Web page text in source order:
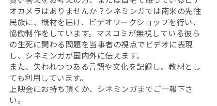
オカメラはありませんか？シネミンガでは南米の先住
民族に、機材を届け、ビデオワークショップを行い、
恊働制作をしています。マスコミが無視している彼ら
の生死に関わる問題を当事者の視点でビデオに表現
し、シネミンガが国内外に伝えます。
また、失われつつある言語や文化を記録し、教材とし
ても利用しています。
上映会にお持ち頂くか、シネミンガまでご一報下さ
い。